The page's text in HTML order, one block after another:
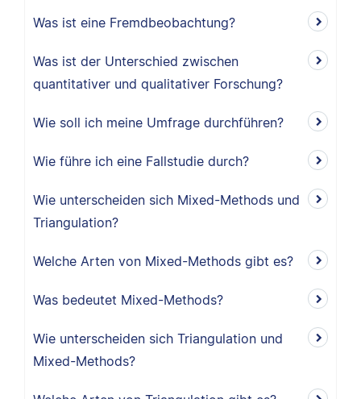
Was ist eine Fremdbeobachtung?
Was ist der Unterschied zwischen
quantitativer und qualitativer Forschung?
Wie soll ich meine Umfrage durchführen?
Wie führe ich eine Fallstudie durch?
Wie unterscheiden sich Mixed-Methods und
Triangulation?
Welche Arten von Mixed-Methods gibt es?
Was bedeutet Mixed-Methods?
Wie unterscheiden sich Triangulation und
Mixed-Methods?